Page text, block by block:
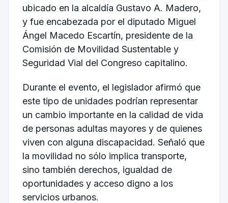
ubicado en la alcaldía Gustavo A. Madero,
y fue encabezada por el diputado Miguel
Ángel Macedo Escartín, presidente de la
Comisión de Movilidad Sustentable y
Seguridad Vial del Congreso capitalino.
Durante el evento, el legislador afirmó que
este tipo de unidades podrían representar
un cambio importante en la calidad de vida
de personas adultas mayores y de quienes
viven con alguna discapacidad. Señaló que
la movilidad no sólo implica transporte,
sino también derechos, igualdad de
oportunidades y acceso digno a los
servicios urbanos.